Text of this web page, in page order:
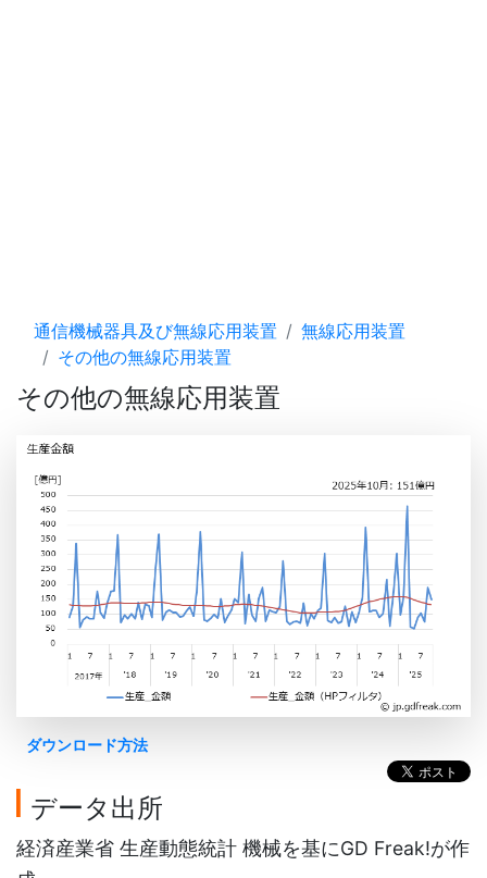
通信機械器具及び無線応用装置
無線応用装置
その他の無線応用装置
その他の無線応用装置
ダウンロード方法
データ出所
経済産業省 生産動態統計 機械を基にGD Freak!が作